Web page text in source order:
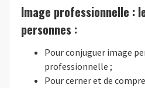
Image professionnelle :
personnes :
Pour conjuguer image
professionnelle ;
Pour cerner et de